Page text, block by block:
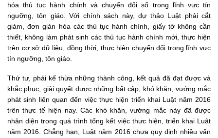
hóa thủ tục hành chính và chuyển đổi số trong lĩnh vực tín
ngưỡng, tôn giáo. Với chính sách này, dự thảo Luật phải cắt
giảm, đơn giản hóa các thủ tục hành chính, giấy tờ không cần
thiết, không làm phát sinh các thủ tục hành chính mới, thực hiện
trên cơ sở dữ liệu, đồng thời, thực hiện chuyển đổi trong lĩnh vực
tín ngưỡng, tôn giáo.
Thứ tư, phải kế thừa những thành công, kết quả đã đạt được và
khắc phục, giải quyết được những bất cập, khó khăn, vướng mắc
phát sinh liên quan đến việc thực hiện triển khai Luật năm 2016
trên thực tế hiện nay. Các khó khăn, vướng mắc này đã được
nhận diện trong quá trình tổng kết việc thực hiện, triển khai Luật
năm 2016. Chẳng hạn, Luật năm 2016 chưa quy định nhiều vấn